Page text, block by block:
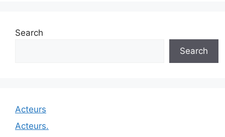
Search
Search
Acteurs
Acteurs.